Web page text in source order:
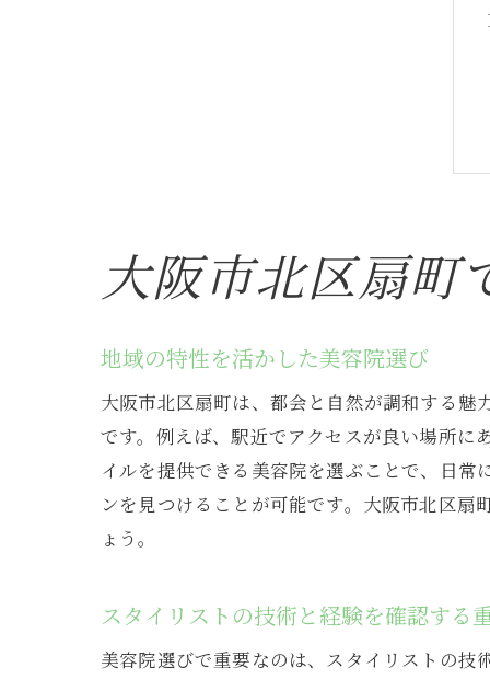
大阪市北区扇町
地域の特性を活かした美容院選び
大阪市北区扇町は、都会と自然が調和する
です。例えば、駅近でアクセスが良い場所に
イルを提供できる美容院を選ぶことで、日
ンを見つけることが可能です。大阪市北区
ょう。
スタイリストの技術と経験を確認する
美容院選びで重要なのは、スタイリストの